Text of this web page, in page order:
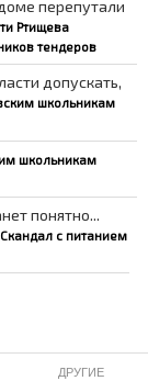
перепутали
Ртищева
тендеров
допускать,
школьникам
школьникам
понятно...
Скандал с питанием
ДРУГИЕ